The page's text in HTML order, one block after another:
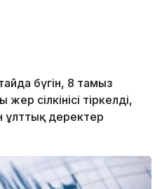
бүгін, 8 тамыз
сілкінісі тіркелді,
ұлттық деректер